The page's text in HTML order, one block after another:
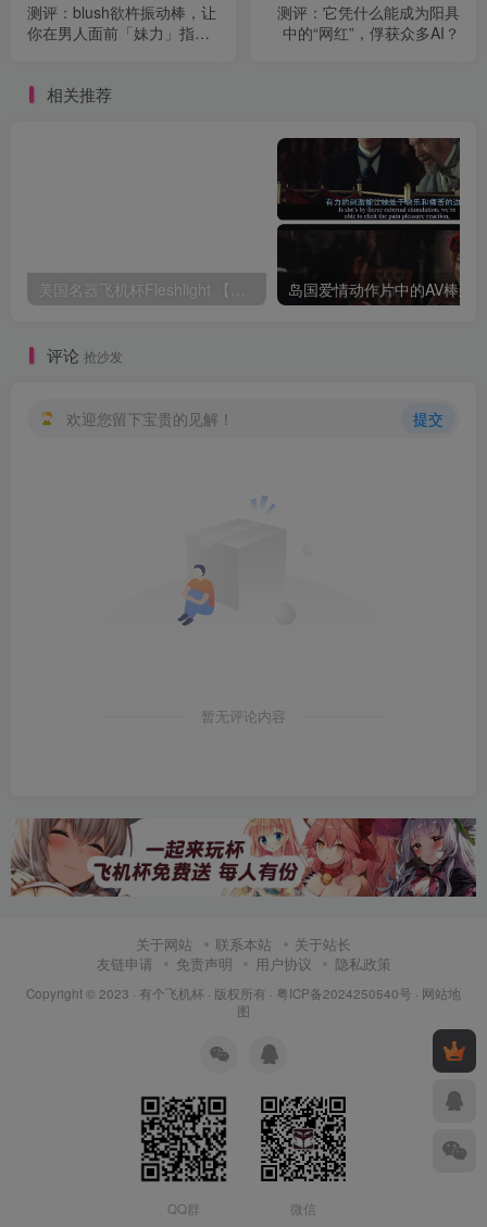
测评：blush欲杵振动棒，让
你在男人面前「妹力」指数
测评：它凭什么能成为阳具
中的“网红”，俘获众多AI？
相关推荐
美国名器飞机杯Fleshlight 【Quickshot-Vantage 双头飞机杯】完全评测
评论 抢沙发
欢迎您留下宝贵的见解！ 提交
暂无评论内容
关于网站 联系本站
关于站长
友链申请
免责声明 用户协议 隐私政策
Copyright © 2023 · 有个飞机杯 · 版权所有 · 粤ICP备2024250540号 · 网站地
图
QQ群 微信